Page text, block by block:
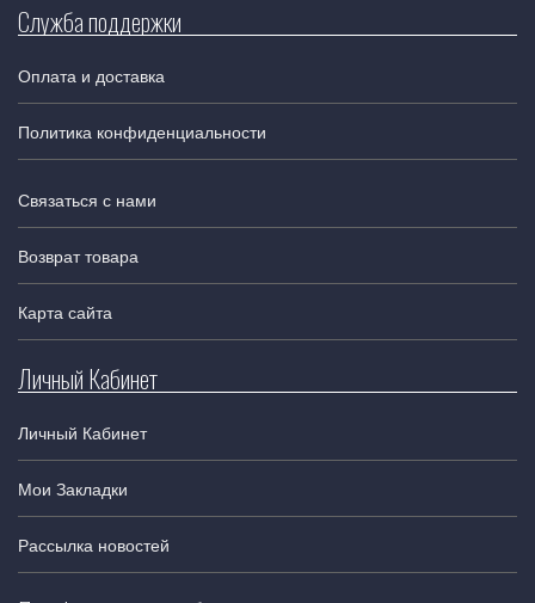
Служба поддержки
Оплата и доставка
Политика конфиденциальности
Связаться с нами
Возврат товара
Карта сайта
Личный Кабинет
Личный Кабинет
Мои Закладки
Рассылка новостей